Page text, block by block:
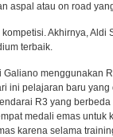
aspal atau on road
Akhirnya, Aldi
terbaik.
menggunakan
ini pelajaran baru
R3 yang
medali emas untuk
karena selama